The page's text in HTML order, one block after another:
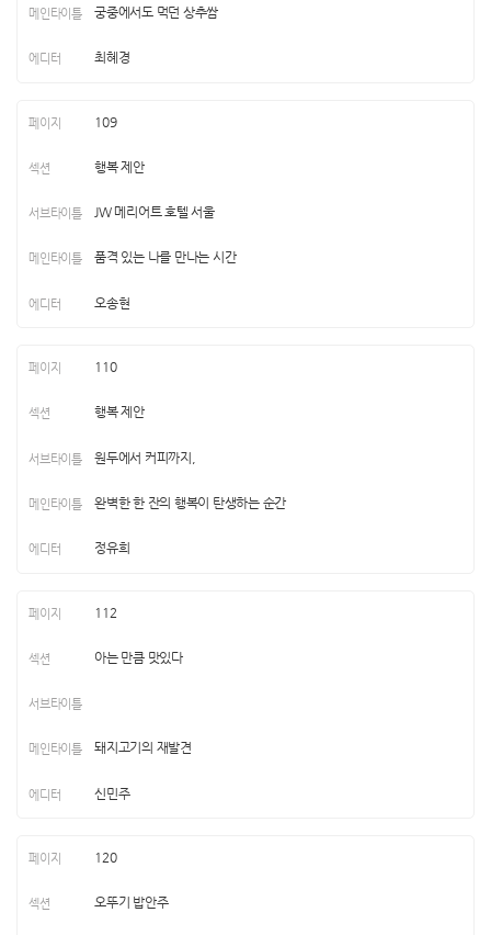
궁중에서도 먹던 상추쌈
최혜경
109
행복 제안
JW 메리어트 호텔 서울
품격 있는 나를 만나는 시간
오송현
110
행복 제안
원두에서 커피까지,
완벽한 한 잔의 행복이 탄생하는 순간
정유희
112
아는 만큼 맛있다
돼지고기의 재발견
신민주
120
오뚜기 밥안주